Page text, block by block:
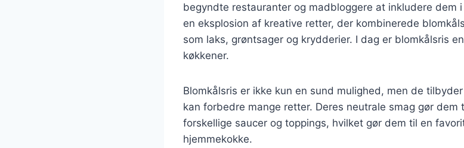
begyndte restauranter og madbloggere at inkludere dem
en eksplosion af kreative retter, der kombinerede
som laks, grøntsager og krydderier. I dag er blomkålsris
køkkener.
Blomkålsris er ikke kun en sund mulighed, men de
kan forbedre mange retter. Deres neutrale smag gør
forskellige saucer og toppings, hvilket gør dem til en
hjemmekokke.